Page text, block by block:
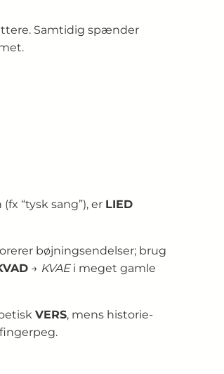
Samtidig spænder
“tysk sang”), er LIED
bøjningsendelser; brug
→ KVAEi meget gamle
VERS, mens historie-